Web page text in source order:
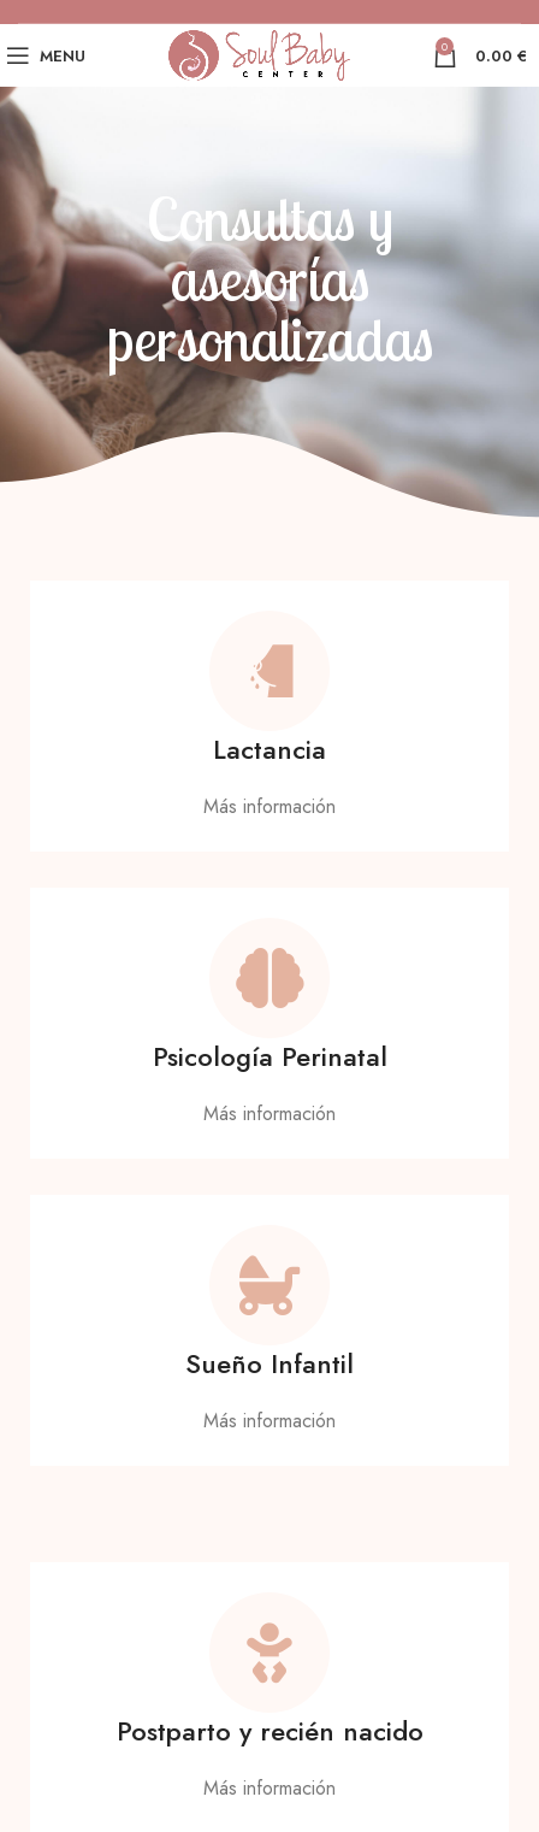
MENU 0 0.00 €
Consultas y
asesorías
personalizadas
Lactancia
Más información
Psicología Perinatal
Más información
Sueño Infantil
Más información
Postparto y recién nacido
Más información